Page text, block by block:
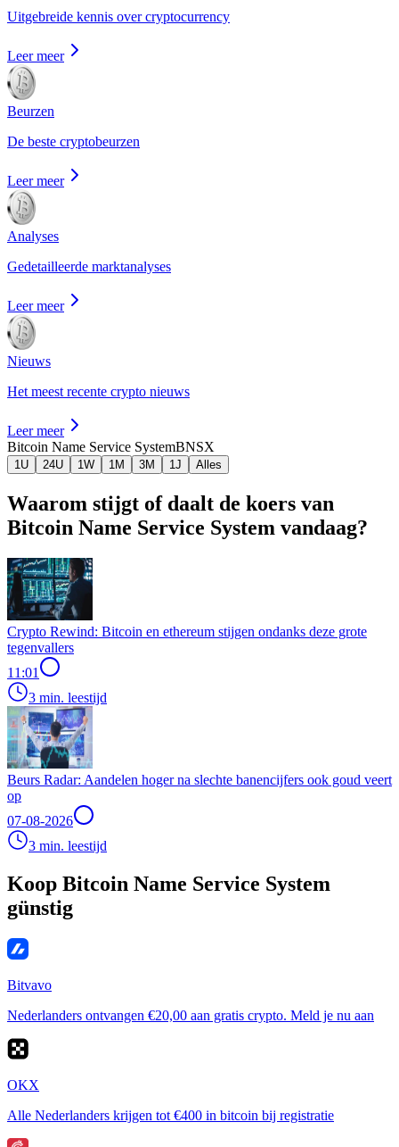
Uitgebreide kennis over cryptocurrency
Leer meer
Beurzen
De beste cryptobeurzen
Leer meer
Analyses
Gedetailleerde marktanalyses
Leer meer
Nieuws
Het meest recente crypto nieuws
Leer meer
Bitcoin Name Service SystemBNSX
1U 24U 1W 1M 3M 1J Alles
Waarom stijgt of daalt de koers van
Bitcoin Name Service System vandaag?
Crypto Rewind: Bitcoin en ethereum stijgen ondanks deze grote
tegenvallers
11:01
3 min. leestijd
Beurs Radar: Aandelen hoger na slechte banencijfers ook goud veert
op
07-08-2026
3 min. leestijd
Koop Bitcoin Name Service System
günstig
Bitvavo
Nederlanders ontvangen €20,00 aan gratis crypto. Meld je nu aan
OKX
Alle Nederlanders krijgen tot €400 in bitcoin bij registratie